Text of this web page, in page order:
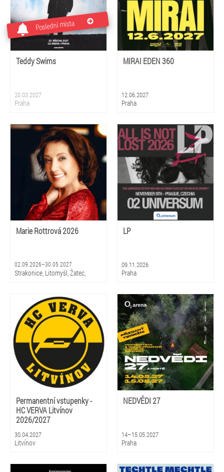
Poslední místa
Teddy Swims
20.03.2027
Praha
MIRAI EDEN 360
12.06.2027
Praha
Marie Rottrová 2026
02.09.2026–30.05.2027
Strakonice, Litomyšl, Žatec,
LP
09.11.2026
Praha
Permanentní vstupenky -
HC VERVA Litvínov
2026/2027
30.04.2027
Litvínov
NEDVĚDI 27
14–15.05.2027
Praha